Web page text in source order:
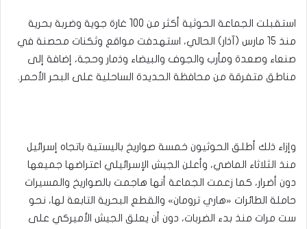
استقبلت الجماعة الحوثية أكثر من 100 غارة جوية وضربة بحرية
منذ 15 مارس (آذار) الحالي، استهدفت مواقع وثكنات محصنة في
صنعاء وصعدة ومأرب والجوف والبيضاء وذمار وحجة، إضافة إلى
مناطق متفرقة من محافظة الحديدة الساحلية على البحر الأحمر.
وإزاء ذلك أطلق الحوثيون خمسة صواريخ باليستية باتجاه إسرائيل
منذ الثلاثاء الماضي، وأعلن الجيش الإسرائيلي اعتراضها جميعها
دون أضرار، كما زعمت الجماعة أنها هاجمت بالصواريخ والمسيرات
حاملة الطائرات «هاري ترومان» والقطع البحرية التابعة لها، نحو
ست مرات منذ بدء الضربات، دون أن يعلق الجيش الأميركي على